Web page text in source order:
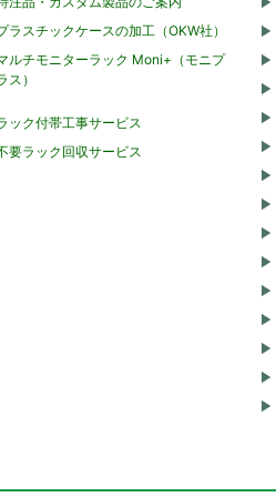
ラスチックケースの加工（OKW社）
ルチモニターラック Moni+（モニプ
ス）
ック付帯工事サービス
要ラック回収サービス